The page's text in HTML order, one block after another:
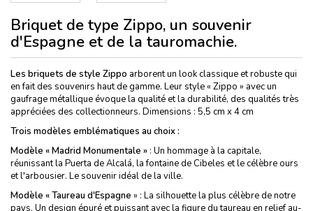
Briquet de type Zippo, un souvenir
d'Espagne et de la tauromachie.
Les briquets de style Zippo arborent un look classique et robuste qui
en fait des souvenirs haut de gamme. Leur style « Zippo » avec un
gaufrage métallique évoque la qualité et la durabilité, des qualités très
appréciées des collectionneurs. Dimensions : 5,5 cm x 4 cm
Trois modèles emblématiques au choix :
Modèle « Madrid Monumentale » : Un hommage à la capitale,
réunissant la Puerta de Alcalá, la fontaine de Cibeles et le célèbre ours
et l'arbousier. Le souvenir idéal de la ville.
Modèle « Taureau d'Espagne » : La silhouette la plus célèbre de notre
pays. Un design épuré et puissant avec la figure du taureau en relief au-